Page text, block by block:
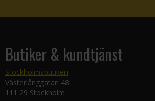
Butiker & kundtjänst
Stockholmsbutiken
Västerlånggatan 48
111 29 Stockholm